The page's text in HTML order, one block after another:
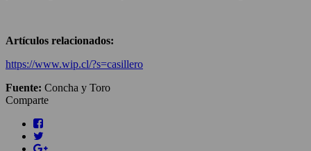
Artículos relacionados:
https://www.wip.cl/?s=casillero
Fuente: Concha y Toro
Comparte